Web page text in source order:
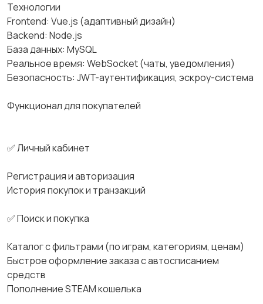
Технологии
Frontend: Vue.js (адаптивный дизайн)
Backend: Node.js
База данных: MySQL
Реальное время: WebSocket (чаты, уведомления)
Безопасность: JWT-аутентификация, эскроу-система
Функционал для покупателей
✅ Личный кабинет
Регистрация и авторизация
История покупок и транзакций
✅ Поиск и покупка
Каталог с фильтрами (по играм, категориям, ценам)
Быстрое оформление заказа с автосписанием
средств
Пополнение STEAM кошелька